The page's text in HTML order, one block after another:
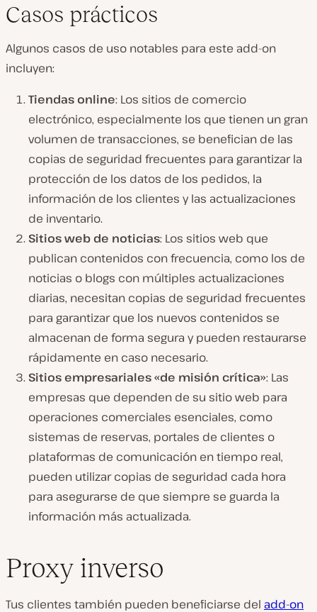
Casos prácticos
Algunos casos de uso notables para este add-on
incluyen:
Tiendas online: Los sitios de comercio
electrónico, especialmente los que tienen un gran
volumen de transacciones, se benefician de las
copias de seguridad frecuentes para garantizar la
protección de los datos de los pedidos, la
información de los clientes y las actualizaciones
de inventario.
Sitios web de noticias: Los sitios web que
publican contenidos con frecuencia, como los de
noticias o blogs con múltiples actualizaciones
diarias, necesitan copias de seguridad frecuentes
para garantizar que los nuevos contenidos se
almacenan de forma segura y pueden restaurarse
rápidamente en caso necesario.
Sitios empresariales «de misión crítica»: Las
empresas que dependen de su sitio web para
operaciones comerciales esenciales, como
sistemas de reservas, portales de clientes o
plataformas de comunicación en tiempo real,
pueden utilizar copias de seguridad cada hora
para asegurarse de que siempre se guarda la
información más actualizada.
Proxy inverso
Tus clientes también pueden beneficiarse del add-on